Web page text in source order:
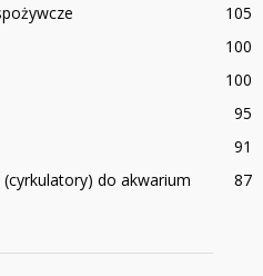
105
100
100
95
91
do akwarium
87